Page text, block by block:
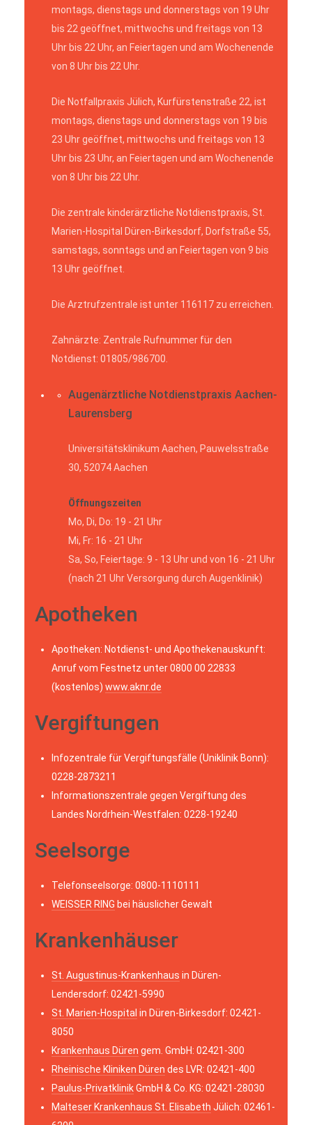
montags, dienstags und donnerstags von 19 Uhr
bis 22 geöffnet, mittwochs und freitags von 13
Uhr bis 22 Uhr, an Feiertagen und am Wochenende
von 8 Uhr bis 22 Uhr.
Die Notfallpraxis Jülich, Kurfürstenstraße 22, ist
montags, dienstags und donnerstags von 19 bis
23 Uhr geöffnet, mittwochs und freitags von 13
Uhr bis 23 Uhr, an Feiertagen und am Wochenende
von 8 Uhr bis 22 Uhr.
Die zentrale kinderärztliche Notdienstpraxis, St.
Marien-Hospital Düren-Birkesdorf, Dorfstraße 55,
samstags, sonntags und an Feiertagen von 9 bis
13 Uhr geöffnet.
Die Arztrufzentrale ist unter 116117 zu erreichen.
Zahnärzte: Zentrale Rufnummer für den
Notdienst: 01805/986700.
Augenärztliche Notdienstpraxis Aachen-
Laurensberg
Universitätsklinikum Aachen, Pauwelsstraße
30, 52074 Aachen
Öffnungszeiten
Mo, Di, Do: 19 - 21 Uhr
Mi, Fr: 16 - 21 Uhr
Sa, So, Feiertage: 9 - 13 Uhr und von 16 - 21 Uhr
(nach 21 Uhr Versorgung durch Augenklinik)
Apotheken
Apotheken: Notdienst- und Apothekenauskunft:
Anruf vom Festnetz unter 0800 00 22833
(kostenlos) www.aknr.de
Vergiftungen
Infozentrale für Vergiftungsfälle (Uniklinik Bonn):
0228-2873211
Informationszentrale gegen Vergiftung des
Landes Nordrhein-Westfalen: 0228-19240
Seelsorge
Telefonseelsorge: 0800-1110111
WEISSER RING bei häuslicher Gewalt
Krankenhäuser
St. Augustinus-Krankenhaus in Düren-
Lendersdorf: 02421-5990
St. Marien-Hospital in Düren-Birkesdorf: 02421-
8050
Krankenhaus Düren gem. GmbH: 02421-300
Rheinische Kliniken Düren des LVR: 02421-400
Paulus-PrivatklinikGmbH & Co. KG: 02421-28030
Malteser Krankenhaus St. Elisabeth Jülich: 02461-